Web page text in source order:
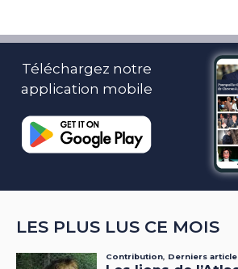
Téléchargez notre
application mobile
LES PLUS LUS CE MOIS